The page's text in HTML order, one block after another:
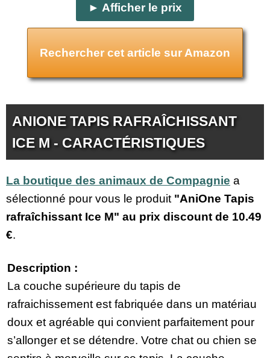
► Afficher le prix
Rechercher cet article sur Amazon
ANIONE TAPIS RAFRAÎCHISSANT
ICE M - CARACTÉRISTIQUES
La boutique des animaux de Compagnie a
sélectionné pour vous le produit "AniOne Tapis
rafraîchissant Ice M" au prix discount de 10.49
€.
Description :
La couche supérieure du tapis de
rafraichissement est fabriquée dans un matériau
doux et agréable qui convient parfaitement pour
s’allonger et se détendre. Votre chat ou chien se